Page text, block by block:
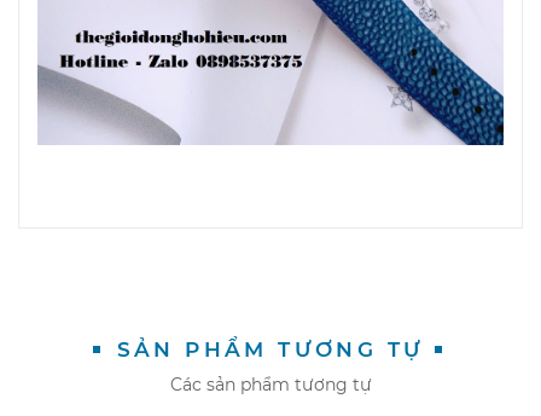
SẢN PHẨM TƯƠNG TỰ
Các sản phẩm tương tự